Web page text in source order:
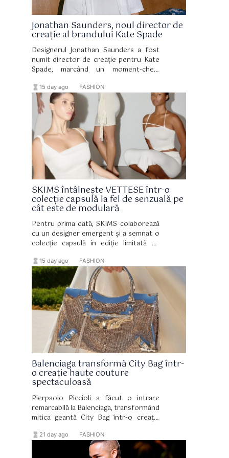
Jonathan Saunders, noul director de
creație al brandului Kate Spade
Designerul Jonathan Saunders a fost
numit director de creație pentru Kate
Spade, marcând un moment-cheie
funcționat în ultimii cinci ani fără o
persoană anume în acest post.
hourglass_full 15 day ago FASHION
SKIMS întâlnește VETTESE într-o
colecție capsulă la fel de senzuală pe
cât este de modulară
Pentru prima dată, SKIMS colaborează
cu un designer emergent și a semnat o
colecție capsulă în ediție limitată cu
adevărat domeniu de expresie.
hourglass_full 15 day ago FASHION
Balenciaga transformă City Bag într-
o creație haute couture
spectaculoasă
Pierpaolo Piccioli a făcut o intrare
remarcabilă la Balenciaga, transformând
mitica geantă City Bag într-o creație
hourglass_full 21 day ago FASHION